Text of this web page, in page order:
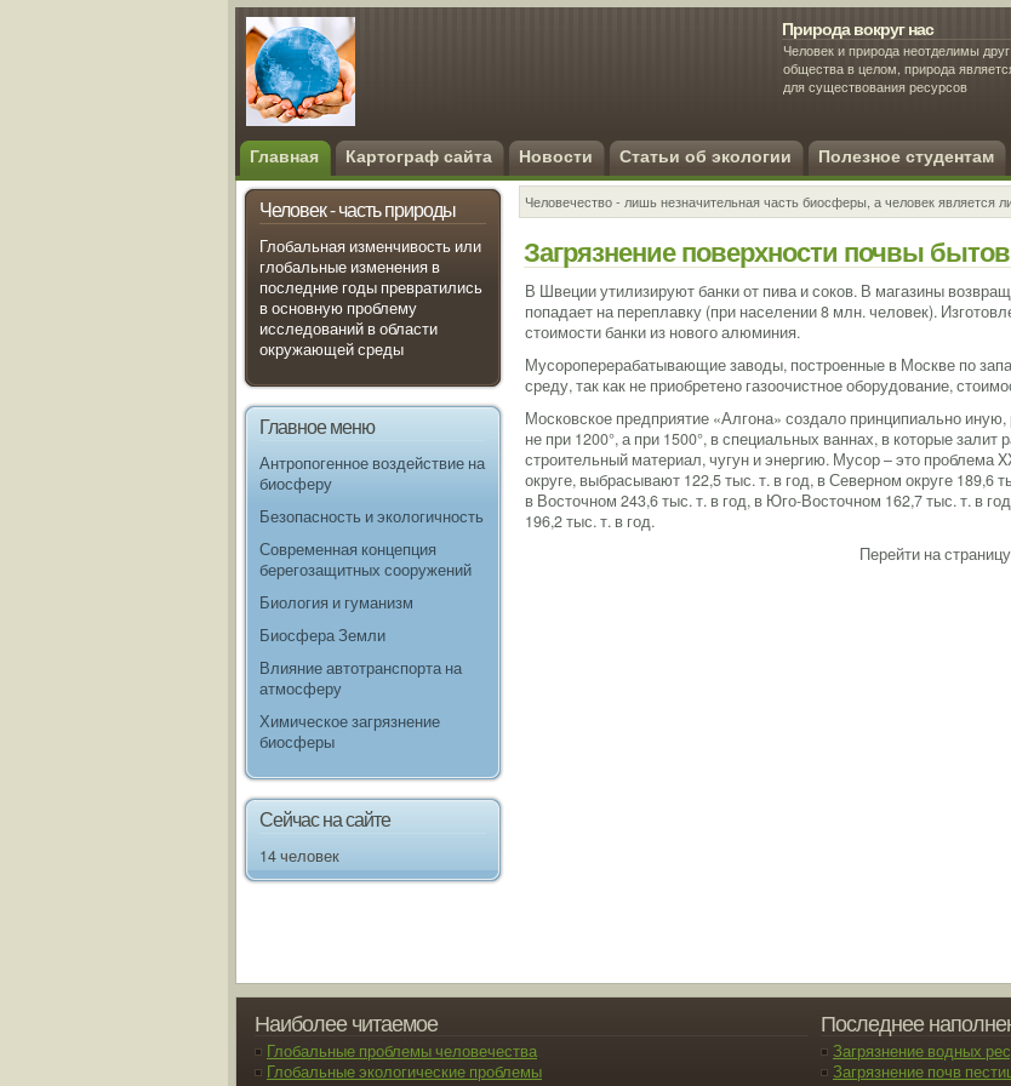
Природа вокруг нас
Человек и природа неотделимы
общества в целом, природа
для существования ресурсов
Главная Картограф сайта Новости Статьи об экологии Полезное студентам
Человек - часть природы
Глобальная изменчивость или
глобальные изменения в
последние годы превратились
в основную проблему
исследований в области
окружающей среды
Главное меню
Антропогенное воздействие на
биосферу
Безопасность и экологичность
Современная концепция
берегозащитных сооружений
Биология и гуманизм
Биосфера Земли
Влияние автотранспорта на
атмосферу
Химическое загрязнение
биосферы
Сейчас на сайте
14 человек
Человечество - лишь незначительная часть биосферы, а человек является
Загрязнение поверхности почвы
В Швеции утилизируют банки от пива и соков. В магазины
попадает на переплавку (при населении 8 млн. человек).
стоимости банки из нового алюминия.
Мусороперерабатывающие заводы, построенные в Москве по
среду, так как не приобретено газоочистное оборудование,
Московское предприятие «Алгона» создало принципиально
не при 1200°, а при 1500°, в специальных ваннах, в которые
строительный материал, чугун и энергию. Мусор – это проблема
округе, выбрасывают 122,5 тыс. т. в год, в Северном округе 189,6
в Восточном 243,6 тыс. т. в год, в Юго-Восточном 162,7 тыс. т. в
196,2 тыс. т. в год.
Перейти на
Наиболее читаемое
Глобальные проблемы человечества
Глобальные экологические проблемы
Последнее
Загрязнение водных
Загрязнение почв